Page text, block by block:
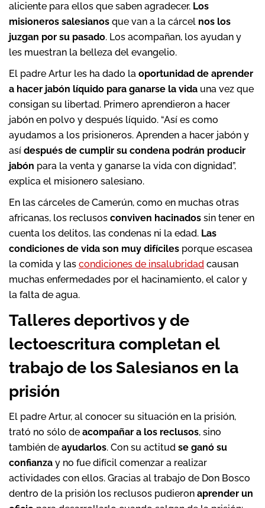
aliciente para ellos que saben agradecer. Los
misioneros salesianos que van a la cárcel nos los
juzgan por su pasado. Los acompañan, los ayudan y
les muestran la belleza del evangelio.
El padre Artur les ha dado la oportunidad de aprender
a hacer jabón líquido para ganarse la vida una vez que
consigan su libertad. Primero aprendieron a hacer
jabón en polvo y después líquido. “Así es como
ayudamos a los prisioneros. Aprenden a hacer jabón y
así después de cumplir su condena podrán producir
jabón para la venta y ganarse la vida con dignidad”,
explica el misionero salesiano.
En las cárceles de Camerún, como en muchas otras
africanas, los reclusos conviven hacinados sin tener en
cuenta los delitos, las condenas ni la edad. Las
condiciones de vida son muy difíciles porque escasea
la comida y las condiciones de insalubridad causan
muchas enfermedades por el hacinamiento, el calor y
la falta de agua.
Talleres deportivos y de
lectoescritura completan el
trabajo de los Salesianos en la
prisión
El padre Artur, al conocer su situación en la prisión,
trató no sólo de acompañar a los reclusos, sino
también de ayudarlos. Con su actitud se ganó su
confianza y no fue difícil comenzar a realizar
actividades con ellos. Gracias al trabajo de Don Bosco
dentro de la prisión los reclusos pudieron aprender un